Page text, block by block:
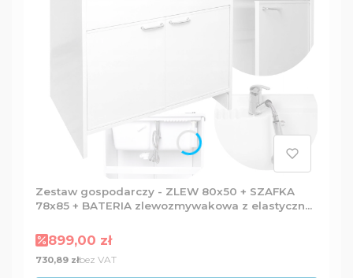
Zestaw gospodarczy - ZLEW 80x50 + SZAFKA
78x85 + BATERIA zlewozmywakowa z elastyczną
Cena promocyjna
899,00 zł
Cena
730,89 złbez VAT